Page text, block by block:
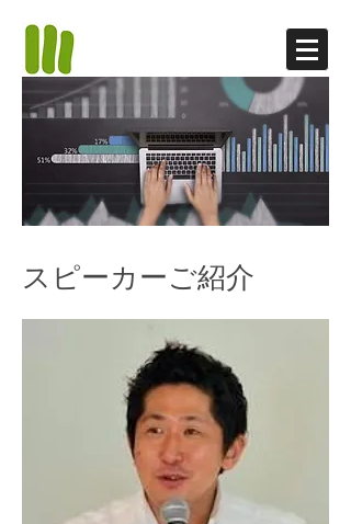
​スピーカーご紹介